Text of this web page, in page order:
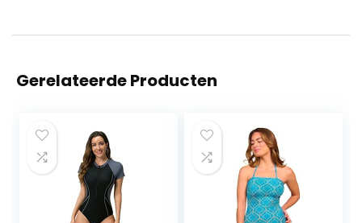
Gerelateerde Producten